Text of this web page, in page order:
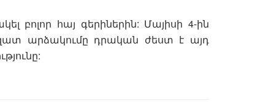
բոլոր հայ գերիներին: Մայիսի 4-ին
արձակումը դրական ժեստ է այդ